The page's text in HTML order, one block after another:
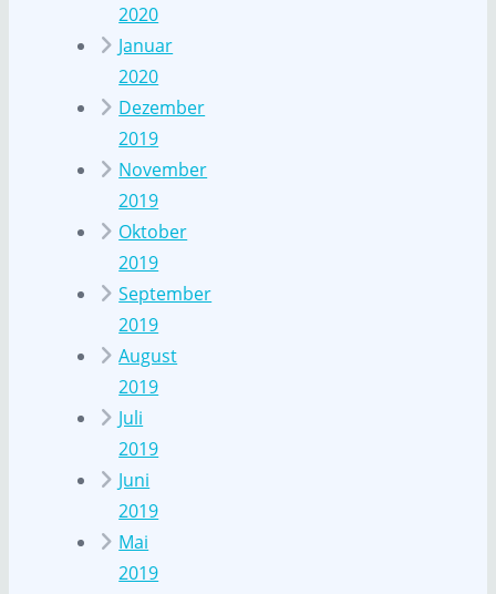
2020
Januar
2020
Dezember
2019
November
2019
Oktober
2019
September
2019
August
2019
Juli
2019
Juni
2019
Mai
2019